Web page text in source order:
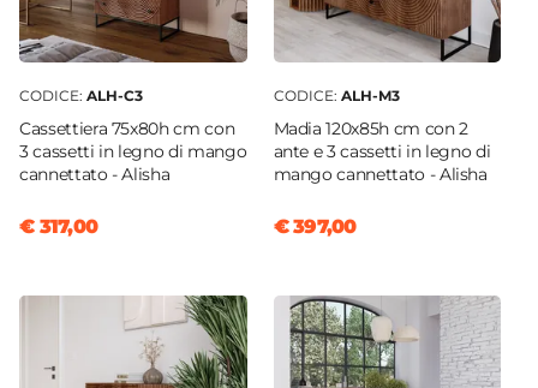
Tessuto
Colore
Idrorepellente
CODICE: ALH-C3
Cassettiera 75x80h cm con
3 cassetti in legno di mango
cannettato - Alisha
€ 317,00
CODICE: ALH-M3
Madia 120x85h cm con 2
ante e 3 cassetti in legno di
mango cannettato - Alisha
€ 397,00